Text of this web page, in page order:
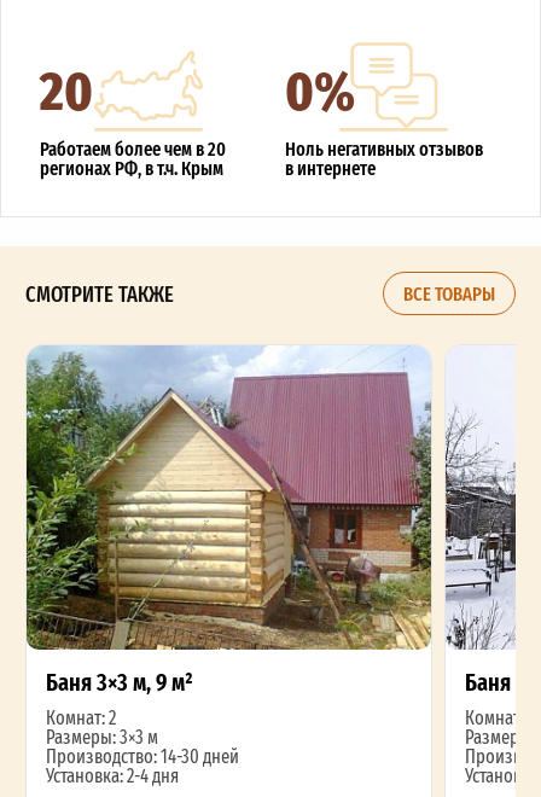
20
Работаем более чем в 20
регионах РФ, в т.ч. Крым
0%
Ноль негативных отзывов
в интернете
СМОТРИТЕ ТАКЖЕ ВСЕ ТОВАРЫ
Баня 3×3 м, 9 м²
Комнат: 2
Размеры: 3×3 м
Производство: 14-30 дней
Установка: 2-4 дня
Баня
Комнат: 2
Размеры: